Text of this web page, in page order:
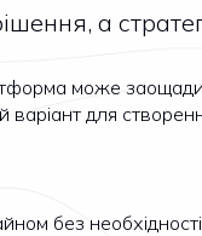
а
може
для
без